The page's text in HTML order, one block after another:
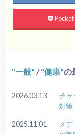
Pocket
一般 / 健康 の
2026.03.13
チャ
対策
2025.11.01
メ